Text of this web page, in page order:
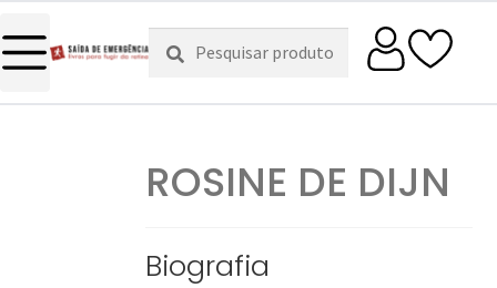
Pesquisar
por:
Pesquisa
ROSINE DE DIJN
Biografia